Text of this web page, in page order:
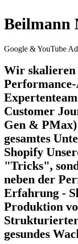
Beilmann
Google & YouTube
Wir skalieren
Customer
Gen &
gesamtes
Shopify
"Tricks",
neben der
Erfahrung -
Produktion
Strukturierter
gesundes